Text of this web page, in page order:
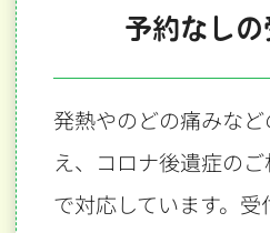
予約なしの
発熱やのどの痛みな
え、コロナ後遺症の
で対応しています。